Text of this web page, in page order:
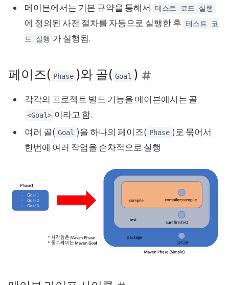
메이븐에서는 기본 규약을 통해서
테스트 코드 실행
에 정의된 사전 절차를 자동으로 실행한 후 테스트 코
드 실행 가 실행됨.
페이즈( Phase )와 골( Goal )
각각의 프로젝트 빌드 기능을 메이븐에서는 골
<Goal> 이라고 함.
여러 골( Goal )을 하나의 페이즈( Phase )로 묶어서
한번에 여러 작업을 순차적으로 실행